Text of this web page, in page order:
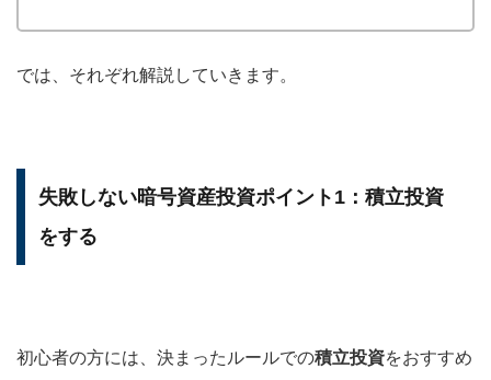
では、それぞれ解説していきます。
失敗しない暗号資産投資ポイント1：積立投資
をする
初心者の方には、決まったルールでの積立投資をおすすめ